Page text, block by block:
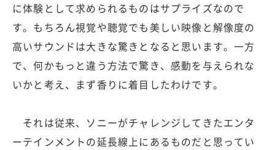
に体験として求められるものはサプライズなので
す。もちろん視覚や聴覚でも美しい映像と解像度の
高いサウンドは大きな驚きとなると思います。一方
で、何かもっと違う方法で驚き、感動を与えられな
いかと考え、まず香りに着目したわけです。
それは従来、ソニーがチャレンジしてきたエンタ
ーテインメントの延長線上にあるものだと思ってい